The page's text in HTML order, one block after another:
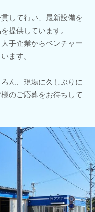
して行い、最新設備を
提供しています。
手企業からベンチャー
ます。
ん、現場に久しぶりに
のご応募をお待ちして